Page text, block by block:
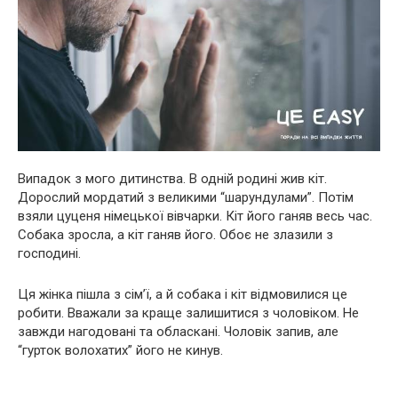
Випадок з мого дитинства. В одній родині жив кіт.
Дорослий мордатий з великими “шарундулами”. Потім
взяли цуценя німецької вівчарки. Кіт його ганяв весь час.
Собака зросла, а кіт ганяв його. Обоє не злазили з
господині.
Ця жінка пішла з сім’ї, а й собака і кіт відмовилися це
робити. Вважали за краще залишитися з чоловіком. Не
завжди нагодовані та обласкані. Чоловік запив, але
“гурток волохатих” його не кинув.